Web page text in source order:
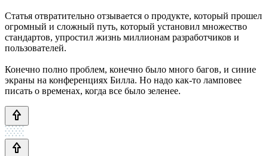
Статья отвратительно отзывается о продукте, который прошел
огромный и сложный путь, который установил множество
стандартов, упростил жизнь миллионам разработчиков и
пользователей.
Конечно полно проблем, конечно было много багов, и синие
экраны на конференциях Билла. Но надо как-то ламповее
писать о временах, когда все было зеленее.